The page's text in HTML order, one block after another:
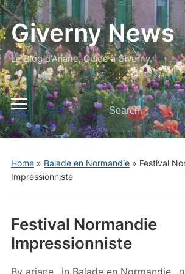
Giverny News
Le Blog d'Ariane, Guide à Giverny
Toggle
mobile
menu
Search
for:
Home» Balade en Normandie» Festival
Impressionniste
Festival Normandie
Impressionniste
By ariane in Balade en Normandie